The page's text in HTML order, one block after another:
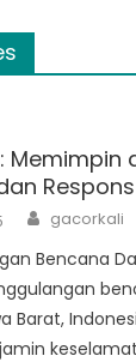
Memimpin
Author
gacorkali
Bencana
Barat,